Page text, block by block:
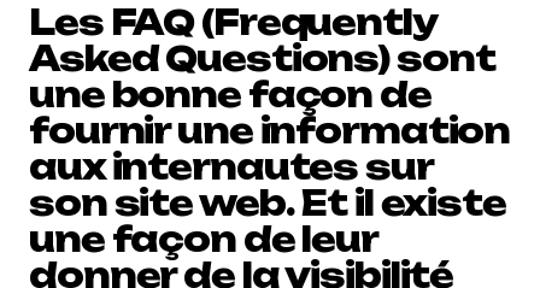
Les FAQ (Frequently
Asked Questions) sont
une bonne façon de
fournir une information
aux internautes sur
son site web. Et il existe
une façon de leur
donner de la visibilité